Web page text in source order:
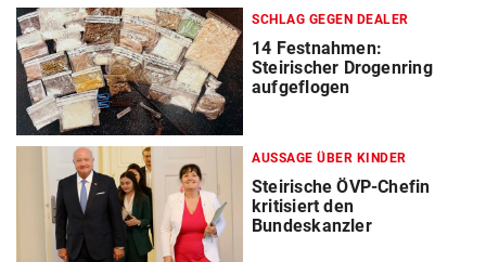
SCHLAG GEGEN DEALER
14 Festnahmen:
Steirischer Drogenring
aufgeflogen
AUSSAGE ÜBER KINDER
Steirische ÖVP-Chefin
kritisiert den
Bundeskanzler